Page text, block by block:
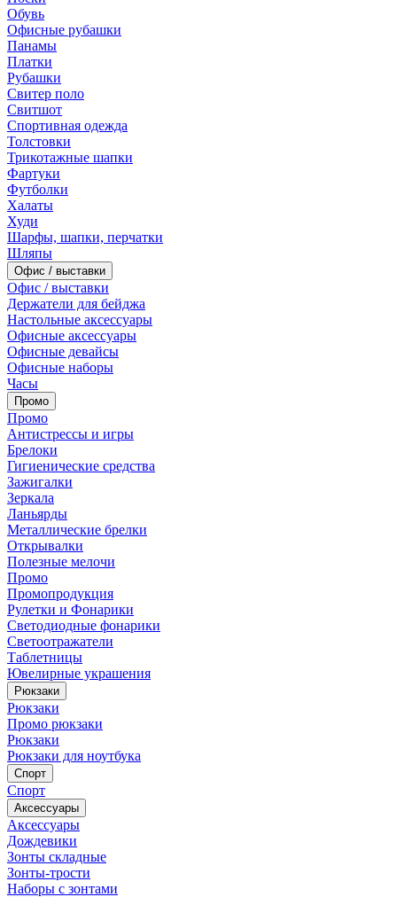
Обувь
Офисные рубашки
Панамы
Платки
Рубашки
Свитер поло
Свитшот
Спортивная одежда
Толстовки
Трикотажные шапки
Фартуки
Футболки
Халаты
Худи
Шарфы, шапки, перчатки
Шляпы
Офис / выставки
Офис / выставки
Держатели для бейджа
Настольные аксессуары
Офисные аксессуары
Офисные девайсы
Офисные наборы
Часы
Промо
Промо
Антистрессы и игры
Брелоки
Гигиенические средства
Зажигалки
Зеркала
Ланьярды
Металлические брелки
Открывалки
Полезные мелочи
Промо
Промопродукция
Рулетки и Фонарики
Светодиодные фонарики
Светоотражатели
Таблетницы
Ювелирные украшения
Рюкзаки
Рюкзаки
Промо рюкзаки
Рюкзаки
Рюкзаки для ноутбука
Спорт
Спорт
Аксессуары
Аксессуары
Дождевики
Зонты складные
Зонты-трости
Наборы с зонтами